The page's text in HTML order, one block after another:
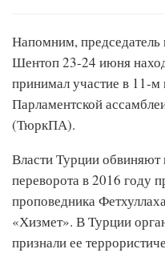
Напомним,
Шентоп 23-24 июня
принимал участие в 11-м
Парламентской
(ТюркПА).
Власти Турции обвиняют
переворота в 2016
проповедника
«Хизмет». В Турции
признали ее